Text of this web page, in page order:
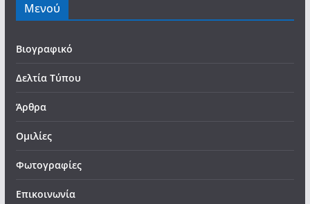
Μενού
Βιογραφικό
Δελτία Τύπου
Άρθρα
Ομιλίες
Φωτογραφίες
Επικοινωνία